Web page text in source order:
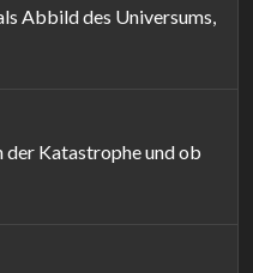
Abbild des Universums,
Katastrophe und ob